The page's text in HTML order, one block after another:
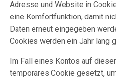
Adresse und Website in
eine Komfortfunktion, damit
Daten erneut eingegeben
Cookies werden ein Jahr lang
Im Fall eines Kontos auf
temporäres Cookie gesetzt,